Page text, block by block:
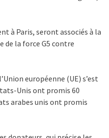
à Paris, seront associés à la
de la force G5 contre
européenne (UE) s’est
Unis ont promis 60
arabes unis ont promis